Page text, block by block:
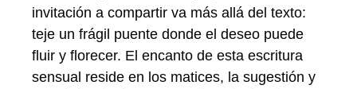
invitación a compartir va más allá del texto:
teje un frágil puente donde el deseo puede
fluir y florecer. El encanto de esta escritura
sensual reside en los matices, la sugestión y